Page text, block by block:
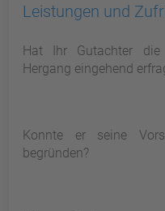
Leistungen und
Hat Ihr Gutachter die
Hergang eingehend
Konnte er seine
begründen?